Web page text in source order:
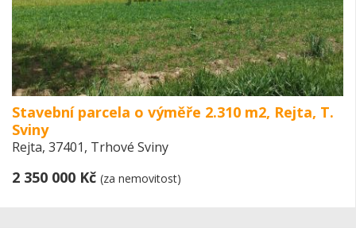
Stavební parcela o výměře 2.310 m2, Rejta, T.
Sviny
Rejta, 37401, Trhové Sviny
2 350 000 Kč (za nemovitost)